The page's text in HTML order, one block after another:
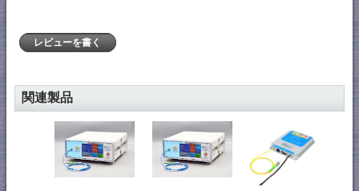
レビューを書く
関連製品